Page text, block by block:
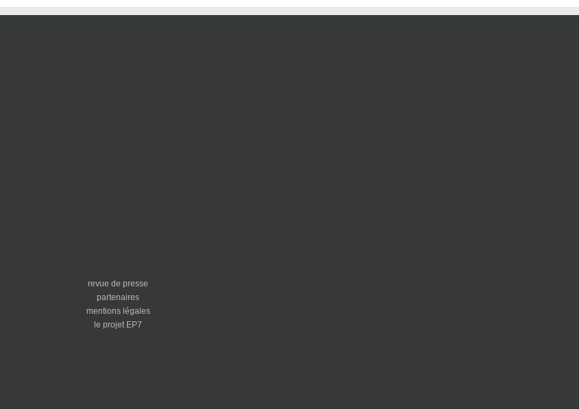
revue de presse
partenaires
mentions légales
le projet EP7